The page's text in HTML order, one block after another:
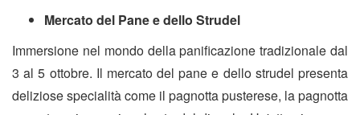
Mercato del Pane e dello Strudel
Immersione nel mondo della panificazione tradizionale dal
3 al 5 ottobre. Il mercato del pane e dello strudel presenta
deliziose specialità come il pagnotta pusterese, la pagnotta